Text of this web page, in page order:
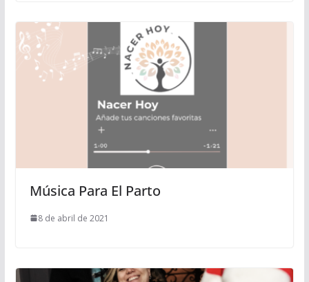
Música Para El Parto
8 de abril de 2021